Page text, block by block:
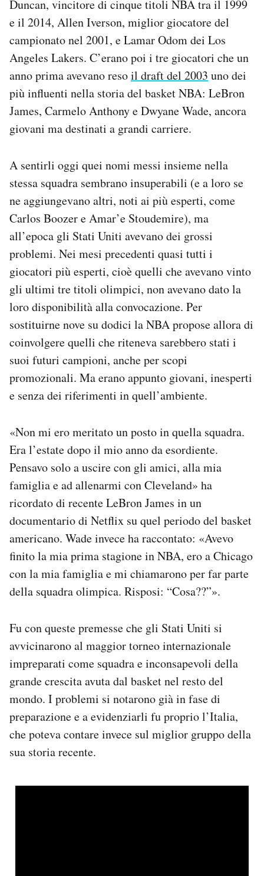
Duncan, vincitore di cinque titoli NBA tra il 1999
e il 2014, Allen Iverson, miglior giocatore del
campionato nel 2001, e Lamar Odom dei Los
Angeles Lakers. C’erano poi i tre giocatori che un
anno prima avevano resoil draft del 2003 uno dei
più influenti nella storia del basket NBA: LeBron
James, Carmelo Anthony e Dwyane Wade, ancora
giovani ma destinati a grandi carriere.
A sentirli oggi quei nomi messi insieme nella
stessa squadra sembrano insuperabili (e a loro se
ne aggiungevano altri, noti ai più esperti, come
Carlos Boozer e Amar’e Stoudemire), ma
all’epoca gli Stati Uniti avevano dei grossi
problemi. Nei mesi precedenti quasi tutti i
giocatori più esperti, cioè quelli che avevano vinto
gli ultimi tre titoli olimpici, non avevano dato la
loro disponibilità alla convocazione. Per
sostituirne nove su dodici la NBA propose allora di
coinvolgere quelli che riteneva sarebbero stati i
suoi futuri campioni, anche per scopi
promozionali. Ma erano appunto giovani, inesperti
e senza dei riferimenti in quell’ambiente.
«Non mi ero meritato un posto in quella squadra.
Era l’estate dopo il mio anno da esordiente.
Pensavo solo a uscire con gli amici, alla mia
famiglia e ad allenarmi con Cleveland» ha
ricordato di recente LeBron James in un
documentario di Netflix su quel periodo del basket
americano. Wade invece ha raccontato: «Avevo
finito la mia prima stagione in NBA, ero a Chicago
con la mia famiglia e mi chiamarono per far parte
della squadra olimpica. Risposi: “Cosa??”».
Fu con queste premesse che gli Stati Uniti si
avvicinarono al maggior torneo internazionale
impreparati come squadra e inconsapevoli della
grande crescita avuta dal basket nel resto del
mondo. I problemi si notarono già in fase di
preparazione e a evidenziarli fu proprio l’Italia,
che poteva contare invece sul miglior gruppo della
sua storia recente.